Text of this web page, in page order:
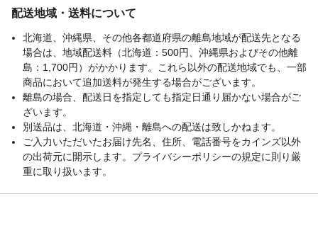
生産国
日本
配送地域・送料について
北海道、沖縄県、その他各都道府県の離島地域が配送先となる
場合は、地域配送料（北海道：500円、沖縄県およびその他離
島：1,700円）がかかります。これら以外の配送地域でも、一部
商品において追加送料が発生する場合がございます。
離島の場合、配送日を指定しても指定日通り届かない場合がご
ざいます。
別送品は、北海道・沖縄・離島への配送は致しかねます。
ご入力いただいたお届け先名、住所、電話番号をカインズ以外
の出荷元に開示します。プライバシーポリシーの規定に則り厳
重に取り扱います。